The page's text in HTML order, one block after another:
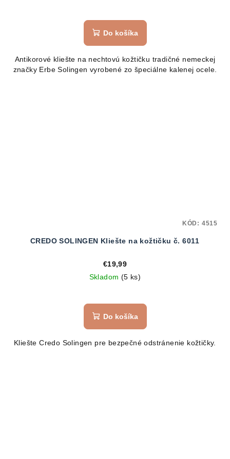
Do košíka
Antikorové kliešte na nechtovú kožtičku tradičné nemeckej
značky Erbe Solingen vyrobené zo špeciálne kalenej ocele.
CREDO SOLINGEN Kliešte na kožtičku č. 6011
€19,99
Skladom (5 ks)
Do košíka
Kliešte Credo Solingen pre bezpečné odstránenie kožtičky.
KÓD: 4515